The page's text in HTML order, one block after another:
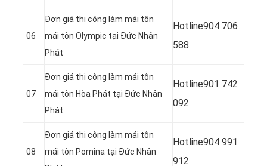
06
Đơn giá thi công làm mái tôn
mái tôn Olympic tại Đức Nhân
Phát
Hotline904 706
588
07
Đơn giá thi công làm mái tôn
mái tôn Hòa Phát tại Đức Nhân
Phát
Hotline901 742
092
08
Đơn giá thi công làm mái tôn
mái tôn Pomina tại Đức Nhân
Hotline904 991
912